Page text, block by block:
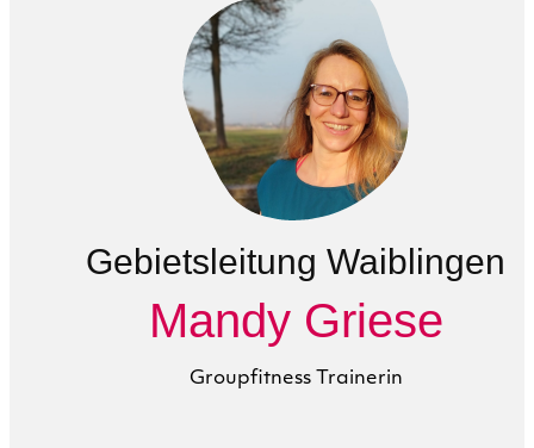
Gebietsleitung Waiblingen
Mandy Griese
Groupfitness Trainerin